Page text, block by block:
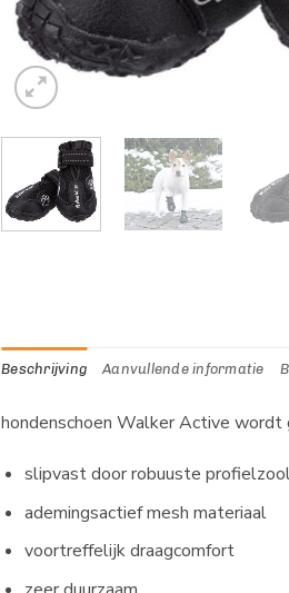
Beschrijving Aanvullende informatie
hondenschoen Walker Active wordt
slipvast door robuuste
ademingsactief mesh materiaal
voortreffelijk draagcomfort